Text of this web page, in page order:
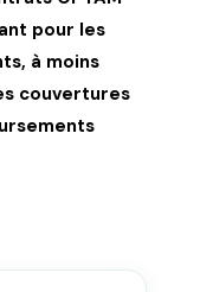
pour les
à moins
couvertures